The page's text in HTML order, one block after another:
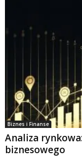
Biznes i Finanse
Analiza
biznesowego